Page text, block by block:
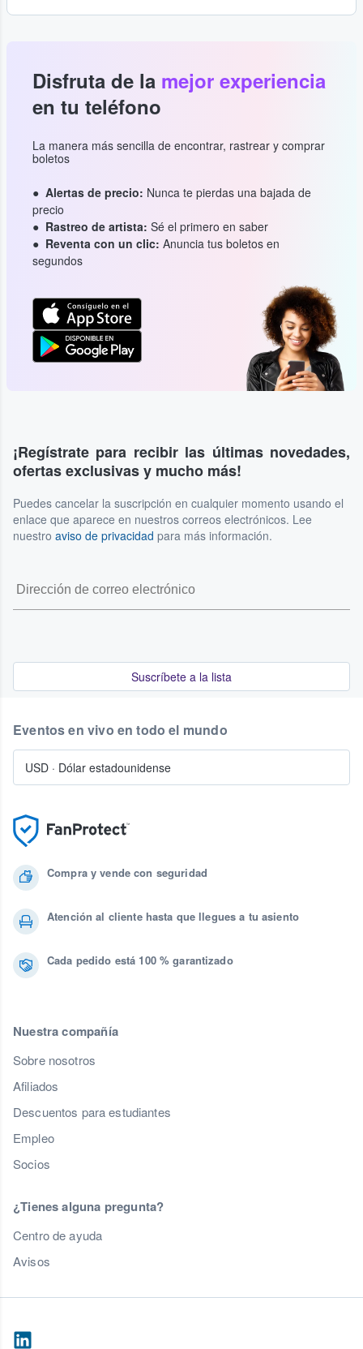
Disfruta de la mejor experiencia
en tu teléfono
La manera más sencilla de encontrar, rastrear y comprar
boletos
Alertas de precio: Nunca te pierdas una bajada de
precio
Rastreo de artista: Sé el primero en saber
Reventa con un clic: Anuncia tus boletos en
segundos
¡Regístrate para recibir las últimas novedades,
ofertas exclusivas y mucho más!
Puedes cancelar la suscripción en cualquier momento usando el
enlace que aparece en nuestros correos electrónicos. Lee
nuestro aviso de privacidad para más información.
Suscríbete a la lista
Compra y vende con seguridad
Atención al cliente hasta que llegues a tu asiento
Cada pedido está 100 % garantizado
Nuestra compañía
Sobre nosotros
Afiliados
Descuentos para estudiantes
Empleo
Socios
¿Tienes alguna pregunta?
Centro de ayuda
Avisos
Eventos en vivo en todo el mundo
USD · Dólar estadounidense